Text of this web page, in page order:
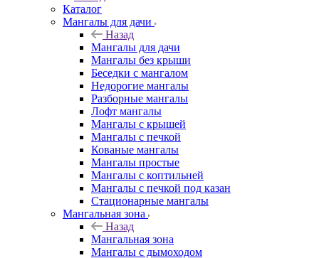
Каталог
Мангалы для дачи
Назад
Мангалы для дачи
Мангалы без крыши
Беседки с мангалом
Недорогие мангалы
Разборные мангалы
Лофт мангалы
Мангалы с крышей
Мангалы с печкой
Кованые мангалы
Мангалы простые
Мангалы с коптильней
Мангалы с печкой под казан
Стационарные мангалы
Мангальная зона
Назад
Мангальная зона
Мангалы с дымоходом